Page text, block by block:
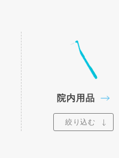
院内用品
絞り込む